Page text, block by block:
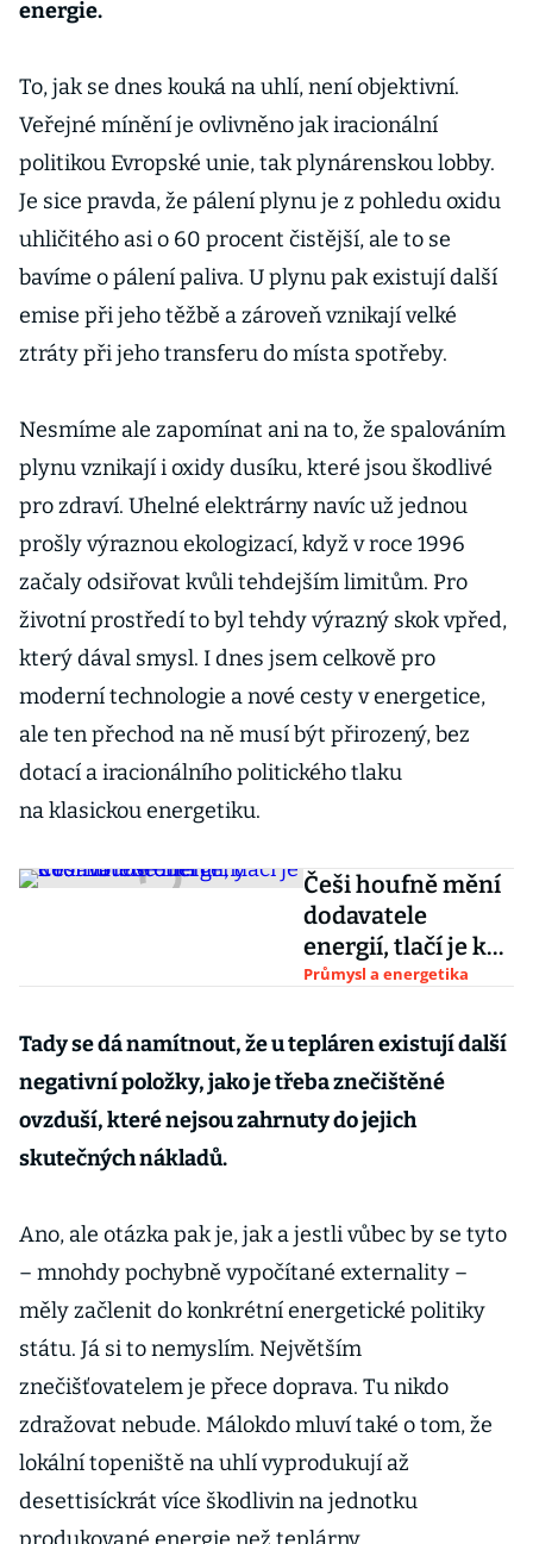
energie.
To, jak se dnes kouká na uhlí, není objektivní.
Veřejné mínění je ovlivněno jak iracionální
politikou Evropské unie, tak plynárenskou lobby.
Je sice pravda, že pálení plynu je z pohledu oxidu
uhličitého asi o 60 procent čistější, ale to se
bavíme o pálení paliva. U plynu pak existují další
emise při jeho těžbě a zároveň vznikají velké
ztráty při jeho transferu do místa spotřeby.
Nesmíme ale zapomínat ani na to, že spalováním
plynu vznikají i oxidy dusíku, které jsou škodlivé
pro zdraví. Uhelné elektrárny navíc už jednou
prošly výraznou ekologizací, když v roce 1996
začaly odsiřovat kvůli tehdejším limitům. Pro
životní prostředí to byl tehdy výrazný skok vpřed,
který dával smysl. I dnes jsem celkově pro
moderní technologie a nové cesty v energetice,
ale ten přechod na ně musí být přirozený, bez
dotací a iracionálního politického tlaku
na klasickou energetiku.
Češi houfně mění
dodavatele
energií, tlačí je k
tomu rostoucí
Průmysl a energetika
Tady se dá namítnout, že u tepláren existují další
negativní položky, jako je třeba znečištěné
ovzduší, které nejsou zahrnuty do jejich
skutečných nákladů.
Ano, ale otázka pak je, jak a jestli vůbec by se tyto
– mnohdy pochybně vypočítané externality –
měly začlenit do konkrétní energetické politiky
státu. Já si to nemyslím. Největším
znečišťovatelem je přece doprava. Tu nikdo
zdražovat nebude. Málokdo mluví také o tom, že
lokální topeniště na uhlí vyprodukují až
desettisíckrát více škodlivin na jednotku